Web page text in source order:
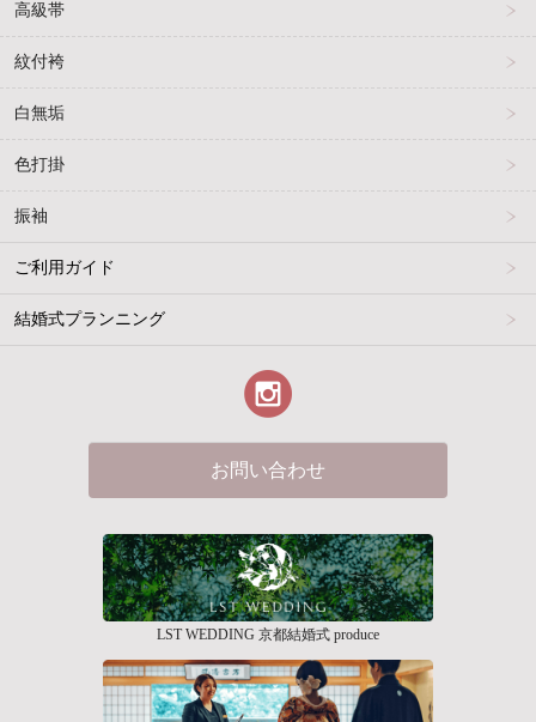
高級帯
紋付袴
白無垢
色打掛
振袖
ご利用ガイド
結婚式プランニング
お問い合わせ
LST WEDDING 京都結婚式 produce